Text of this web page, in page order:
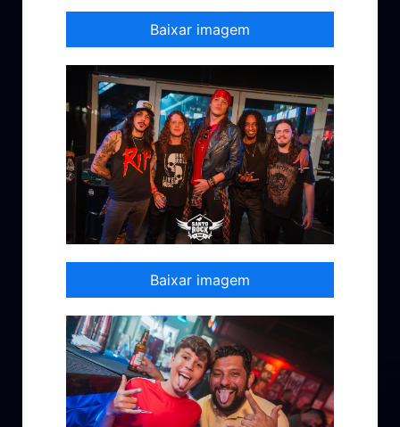
Baixar imagem
Baixar imagem